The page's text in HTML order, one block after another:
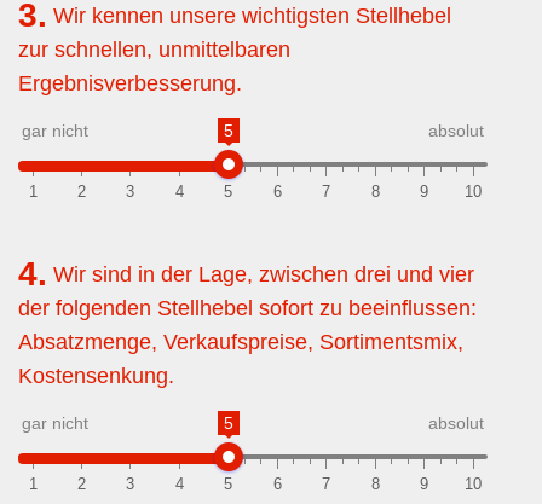
3. Wir kennen unsere wichtigsten Stellhebel
zur schnellen, unmittelbaren
Ergebnisverbesserung.
5
1 2 3 4 5 6 7 8 9 10
gar nicht absolut
4. Wir sind in der Lage, zwischen drei und vier
der folgenden Stellhebel sofort zu beeinflussen:
Absatzmenge, Verkaufspreise, Sortimentsmix,
Kostensenkung.
5
1 2 3 4 5 6 7 8 9 10
gar nicht absolut